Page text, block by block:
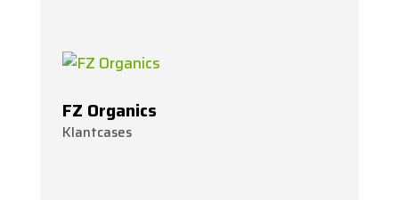
FZ Organics
Klantcases